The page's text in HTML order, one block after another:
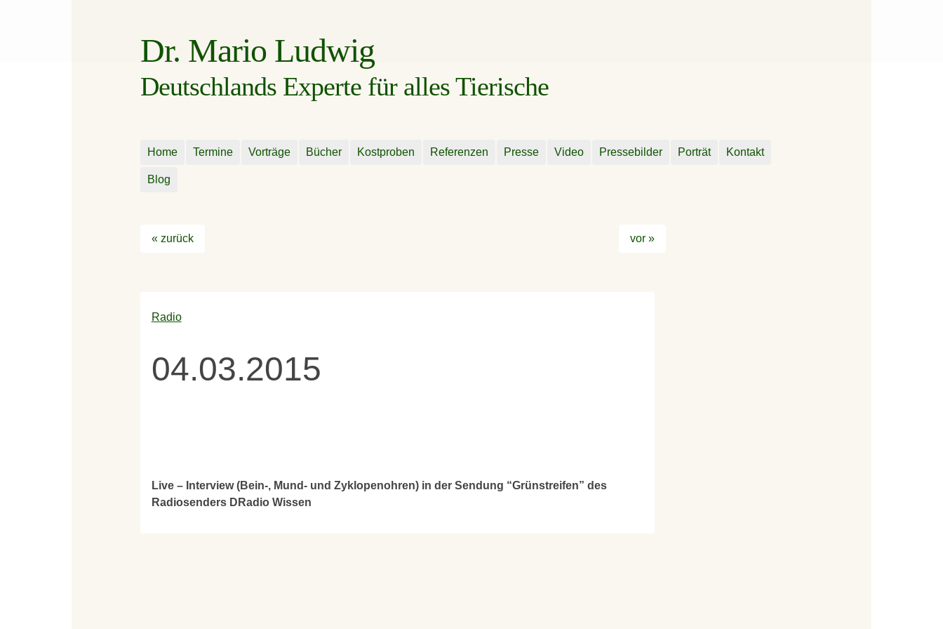
Dr. Mario Ludwig
Deutschlands Experte für alles Tierische
Home Termine Vorträge Bücher Kostproben Referenzen Presse Video Pressebilder Porträt Kontakt
Blog
« zurück vor »
Radio
04.03.2015
Live – Interview (Bein-, Mund- und Zyklopenohren) in der Sendung “Grünstreifen” des
Radiosenders DRadio Wissen